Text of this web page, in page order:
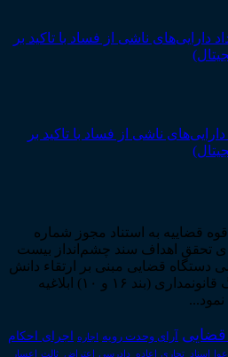
ناشی از فساد با تاکید بر
قضاییه به استناد مجوز شماره
۱۳۸۰ در راستای تحقق اهداف سند چشم‌انداز بیست
قضایی مبنی بر ارتقاء دانش
حقوقی جامعه و ترویج فرهنگ قانونمداری (بند ۱۶ و ۱۰) ابلاغیه
قضایی آرای وحدت رویه اجاره اجرای احکام
اسناد_تجاری اعاده_دادرسی اعتراض_ثالث اعسار